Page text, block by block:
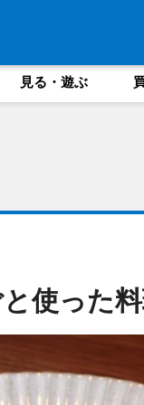
見る・遊ぶ
使った料